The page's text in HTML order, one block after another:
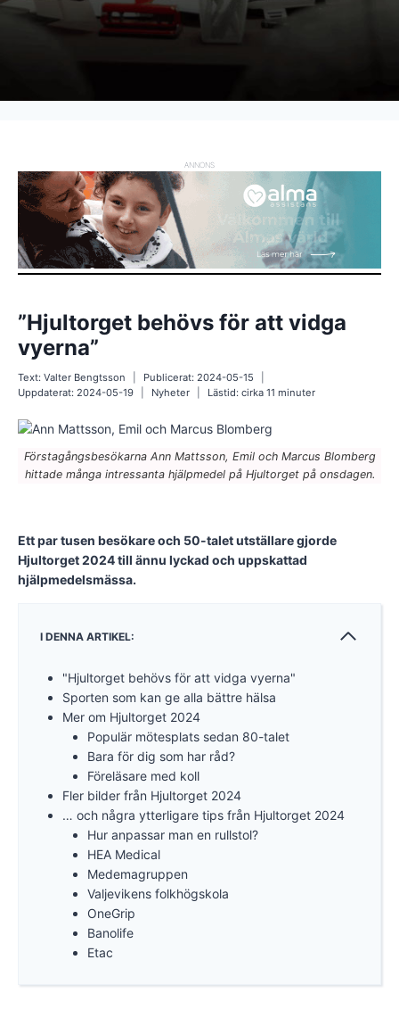
ANNONS
”Hjultorget behövs för att vidga
vyerna”
Text: Valter Bengtsson Publicerat: 2024-05-15
Uppdaterat: 2024-05-19 Nyheter Lästid: cirka11minuter
Förstagångsbesökarna Ann Mattsson, Emil och Marcus Blomberg
hittade många intressanta hjälpmedel på Hjultorget på onsdagen.
Ett par tusen besökare och 50-talet utställare gjorde
Hjultorget 2024 till ännu lyckad och uppskattad
hjälpmedelsmässa.
I DENNA ARTIKEL:
"Hjultorget behövs för att vidga vyerna"
Sporten som kan ge alla bättre hälsa
Mer om Hjultorget 2024
Populär mötesplats sedan 80-talet
Bara för dig som har råd?
Föreläsare med koll
Fler bilder från Hjultorget 2024
… och några ytterligare tips från Hjultorget 2024
Hur anpassar man en rullstol?
HEA Medical
Medemagruppen
Valjevikens folkhögskola
OneGrip
Banolife
Etac